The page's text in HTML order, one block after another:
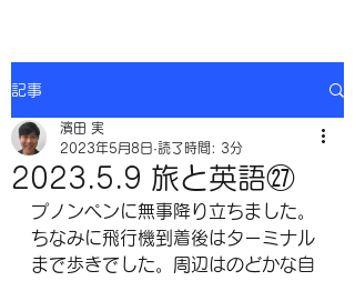
記事
2023.5.9 旅と英語㉗
濱田 実
2023年5月8日 読了時間: 3分
プノンペンに無事降り立ちました。
ちなみに飛行機到着後はターミナル
まで歩きでした。周辺はのどかな自